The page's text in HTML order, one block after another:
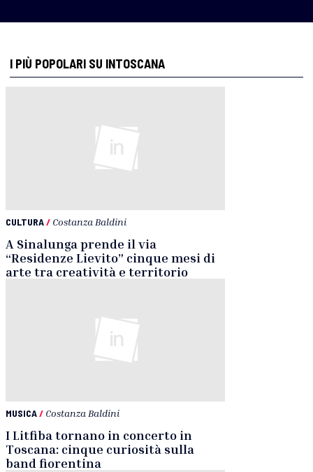
I PIÙ POPOLARI SU INTOSCANA
CULTURA/ Costanza Baldini
A Sinalunga prende il via
“Residenze Lievito” cinque mesi di
arte tra creatività e territorio
MUSICA/ Costanza Baldini
I Litfiba tornano in concerto in
Toscana: cinque curiosità sulla
band fiorentina